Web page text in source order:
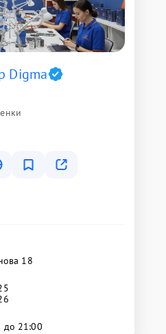
Digma
18
до 21:00